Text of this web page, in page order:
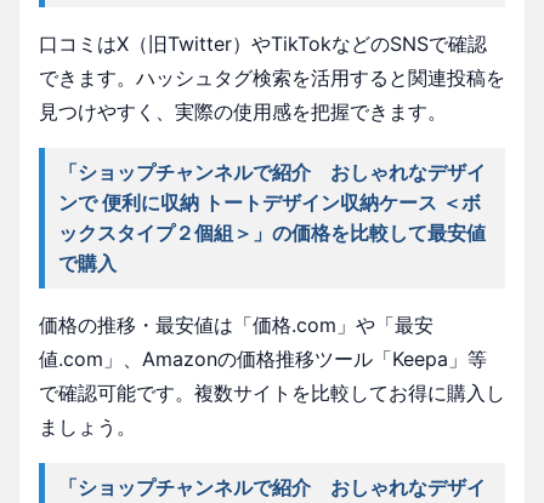
口コミはX（旧Twitter）やTikTokなどのSNSで確認
できます。ハッシュタグ検索を活用すると関連投稿を
見つけやすく、実際の使用感を把握できます。
「ショップチャンネルで紹介 おしゃれなデザイ
ンで 便利に収納 トートデザイン収納ケース ＜ボ
ックスタイプ２個組＞」の価格を比較して最安値
で購入
価格の推移・最安値は「価格.com」や「最安
値.com」、Amazonの価格推移ツール「Keepa」等
で確認可能です。複数サイトを比較してお得に購入し
ましょう。
「ショップチャンネルで紹介 おしゃれなデザイ